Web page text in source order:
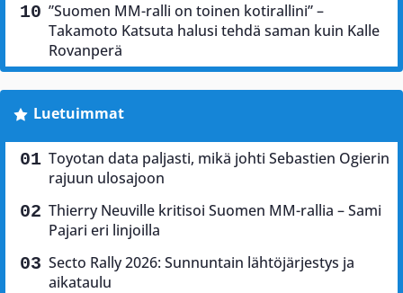
”Suomen MM-ralli on toinen kotirallini” –
Takamoto Katsuta halusi tehdä saman kuin Kalle
Rovanperä
Luetuimmat
Toyotan data paljasti, mikä johti Sebastien Ogierin
rajuun ulosajoon
Thierry Neuville kritisoi Suomen MM-rallia – Sami
Pajari eri linjoilla
Secto Rally 2026: Sunnuntain lähtöjärjestys ja
aikataulu